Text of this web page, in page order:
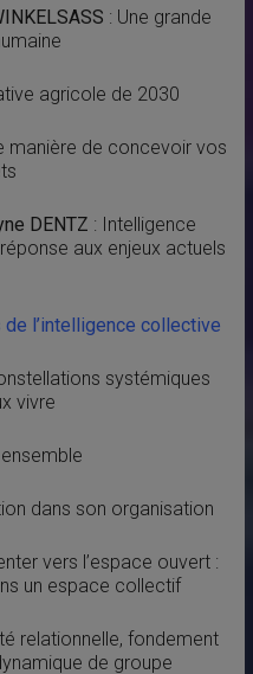
: Une grande
agricole de 2030
manière de concevoir vos
DENTZ : Intelligence
aux enjeux actuels
de l’intelligence collective
systémiques
vivre
dans son organisation
vers l’espace ouvert :
un espace collectif
relationnelle, fondement
de groupe